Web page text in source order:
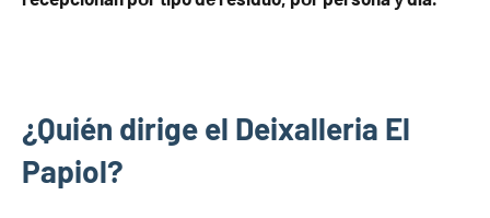
¿Quién dirige el Deixalleria El
Papiol?